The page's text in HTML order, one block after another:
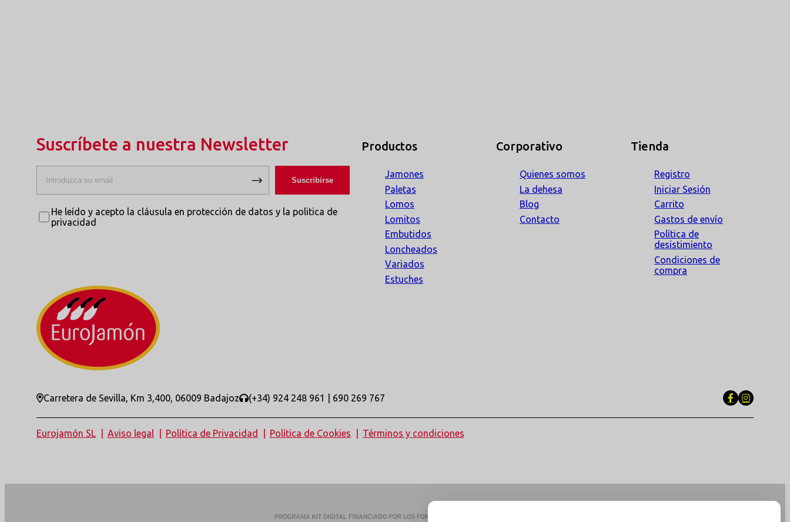
Suscríbete a nuestra Newsletter
He leído y acepto la cláusula en protección de datos y la politica de
privacidad
Productos
Jamones
Paletas
Lomos
Lomitos
Embutidos
Loncheados
Variados
Estuches
Corporativo
Quienes somos
La dehesa
Blog
Contacto
Tienda
Registro
Iniciar Sesión
Carrito
Gastos de envío
Política de
desistimiento
Condiciones de
compra
Carretera de Sevilla, Km 3,400, 06009 Badajoz (+34) 924 248 961 | 690 269 767
Eurojamón SL Aviso legal Política de Privacidad Política de Cookies Términos y condiciones